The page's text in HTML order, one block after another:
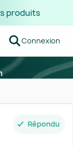
produits
Connexion
Répondu